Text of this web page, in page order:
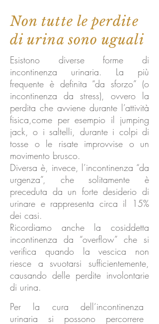
Non tutte le perdite
di urina sono uguali
Esistono diverse forme di
incontinenza urinaria. La più
frequente è definita “da sforzo” (o
incontinenza da stress), ovvero la
perdita che avviene durante l’attività
fisica,come per esempio il jumping
jack, o i saltelli, durante i colpi di
tosse o le risate improvvise o un
movimento brusco.
Diversa è, invece, l’incontinenza “da
urgenza”, che solitamente è
preceduta da un forte desiderio di
urinare e rappresenta circa il 15%
dei casi.
Ricordiamo anche la cosiddetta
incontinenza da “overflow” che si
verifica quando la vescica non
riesce a svuotarsi sufficientemente,
causando delle perdite involontarie
di urina.
Per la cura dell’incontinenza
urinaria si possono percorrere